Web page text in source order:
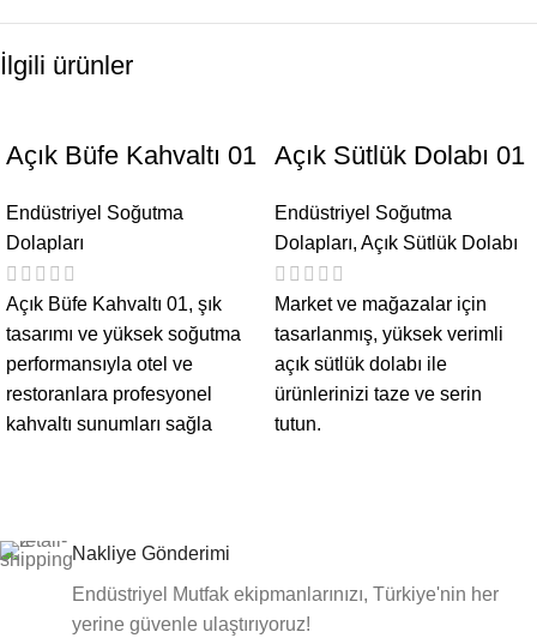
İlgili ürünler
Açık Büfe Kahvaltı 01
Endüstriyel Soğutma
Dolapları
Açık Büfe Kahvaltı 01, şık
tasarımı ve yüksek soğutma
performansıyla otel ve
restoranlara profesyonel
kahvaltı sunumları sağla
Açık Sütlük Dolabı 01
Endüstriyel Soğutma
Dolapları, Açık Sütlük Dolabı
Market ve mağazalar için
tasarlanmış, yüksek verimli
açık sütlük dolabı ile
ürünlerinizi taze ve serin
tutun.
Nakliye Gönderimi
Endüstriyel Mutfak ekipmanlarınızı, Türkiye'nin her
yerine güvenle ulaştırıyoruz!